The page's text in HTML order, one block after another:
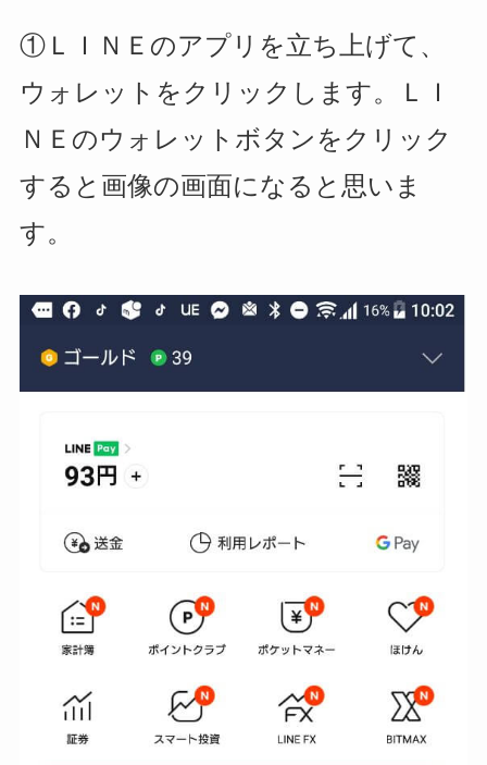
①ＬＩＮＥのアプリを立ち上げて、
ウォレットをクリックします。
ＬＩ
ＮＥのウォレットボタンをクリック
すると画像の画面になると思いま
す。